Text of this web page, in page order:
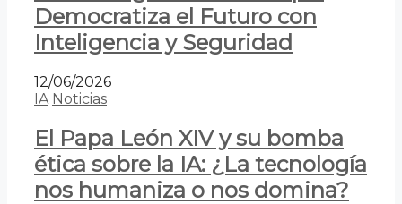
Democratiza el Futuro con
Inteligencia y Seguridad
12/06/2026
IA Noticias
El Papa León XIV y su bomba
ética sobre la IA: ¿La tecnología
nos humaniza o nos domina?